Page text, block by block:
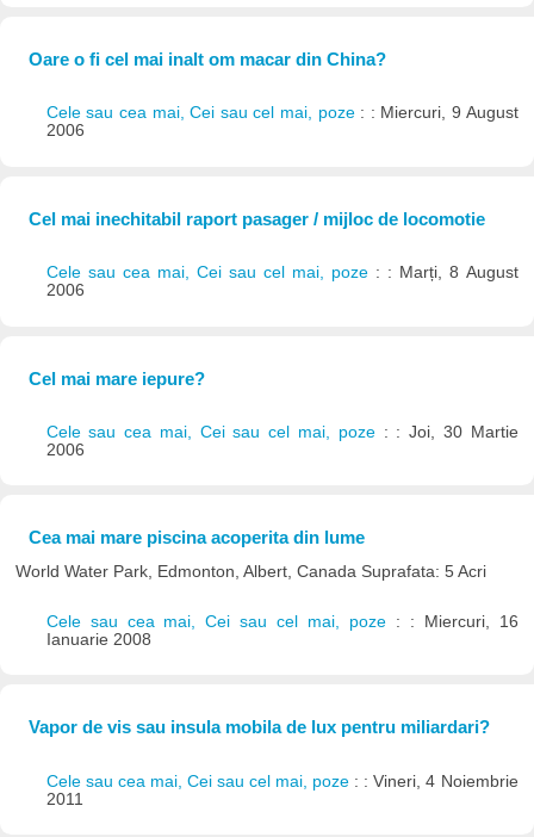
Oare o fi cel mai inalt om macar din China?
Cele sau cea mai, Cei sau cel mai, poze : : Miercuri, 9 August
2006
Cel mai inechitabil raport pasager / mijloc de locomotie
Cele sau cea mai, Cei sau cel mai, poze : : Marți, 8 August
2006
Cel mai mare iepure?
Cele sau cea mai, Cei sau cel mai, poze : : Joi, 30 Martie
2006
Cea mai mare piscina acoperita din lume
World Water Park, Edmonton, Albert, Canada Suprafata: 5 Acri
Cele sau cea mai, Cei sau cel mai, poze : : Miercuri, 16
Ianuarie 2008
Vapor de vis sau insula mobila de lux pentru miliardari?
Cele sau cea mai, Cei sau cel mai, poze : : Vineri, 4 Noiembrie
2011